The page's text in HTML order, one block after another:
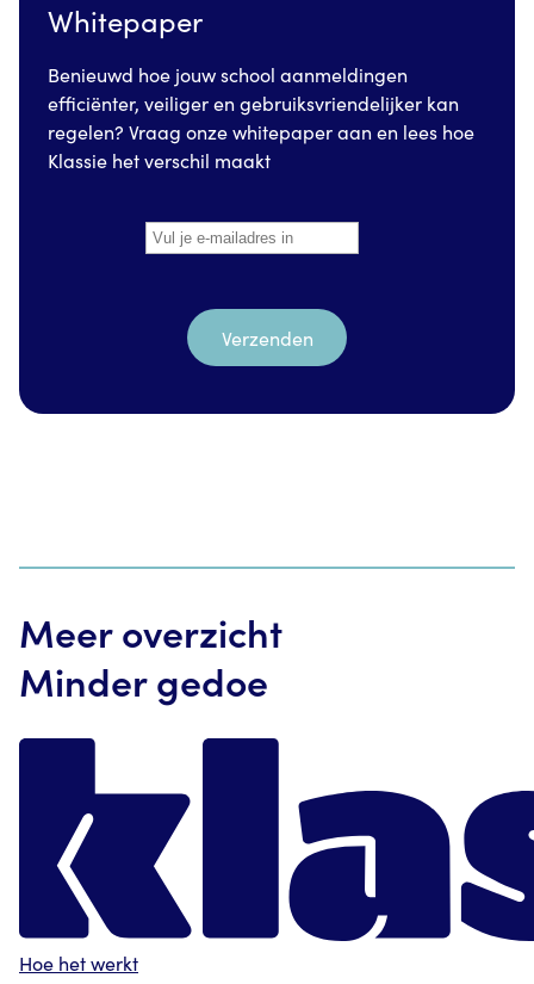
Whitepaper
Benieuwd hoe jouw school aanmeldingen
efficiënter, veiliger en gebruiksvriendelijker kan
regelen? Vraag onze whitepaper aan en lees hoe
Klassie het verschil maakt
Meer overzicht
Minder gedoe
Hoe het werkt